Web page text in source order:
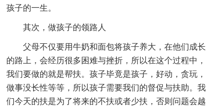
孩子的一生。
其次，做孩子的领路人
父母不仅要用牛奶和面包将孩子养大，在他们成长
的路上，会经历很多困难与挫折，所以在这个过程中，
我们要做的就是帮扶。孩子毕竟是孩子，好动，贪玩，
做事没长性等等，所以孩子需要我们的督促与扶助。我
们今天的扶是为了将来的不扶或者少扶，否则问题会越